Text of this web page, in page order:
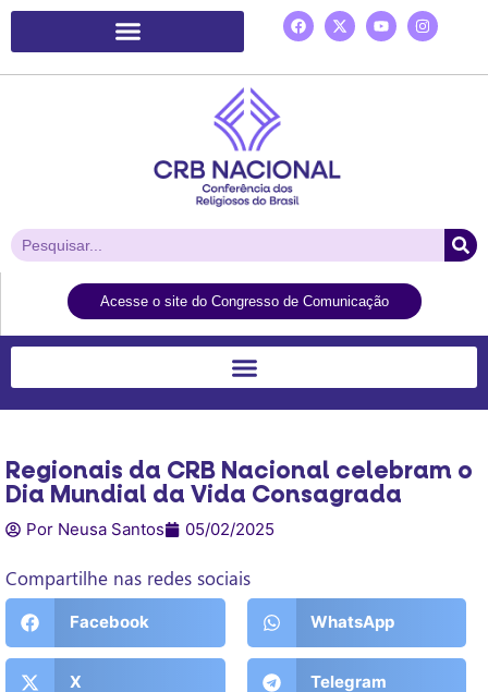
Acesse o site do Congresso de Comunicação
Regionais da CRB Nacional celebram o
Dia Mundial da Vida Consagrada
Por Neusa Santos 05/02/2025
Compartilhe nas redes sociais
Facebook WhatsApp
X Telegram